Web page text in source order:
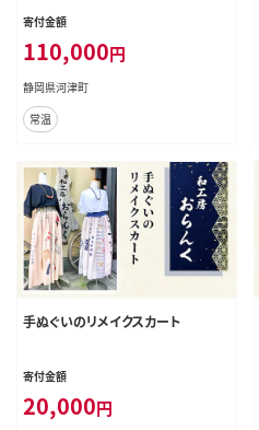
袖ブラウス) ファッション
寄付金額
110,000円
静岡県河津町
常温
手ぬぐいのリメイクスカート
寄付金額
20,000円